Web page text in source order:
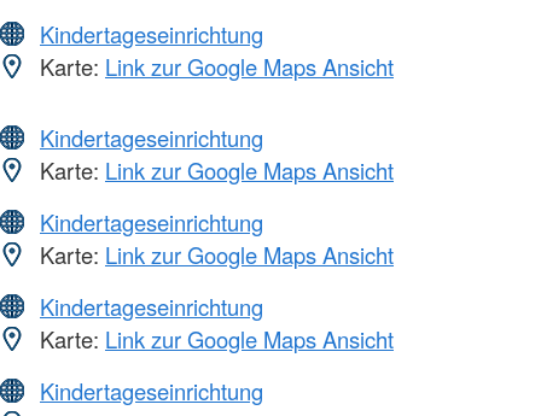
Kindertageseinrichtung
Karte: Link zur Google Maps Ansicht
Kindertageseinrichtung
Karte: Link zur Google Maps Ansicht
Kindertageseinrichtung
Karte: Link zur Google Maps Ansicht
Kindertageseinrichtung
Karte: Link zur Google Maps Ansicht
Kindertageseinrichtung